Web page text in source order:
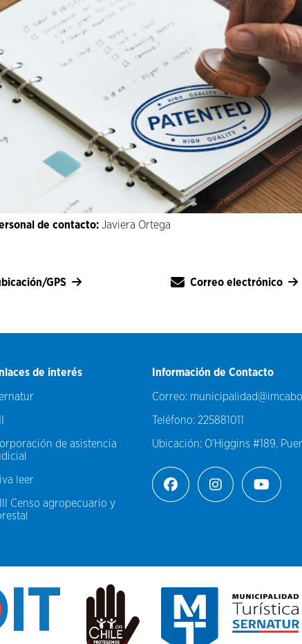
de contacto: Javiera Ortega
GPS Correo electrónico
de interés
de asistencia
leer
Censo agropecuario y
Información de Contacto
Correo:
Teléfono: 225881011
Ubicación: O’Higgins #189,